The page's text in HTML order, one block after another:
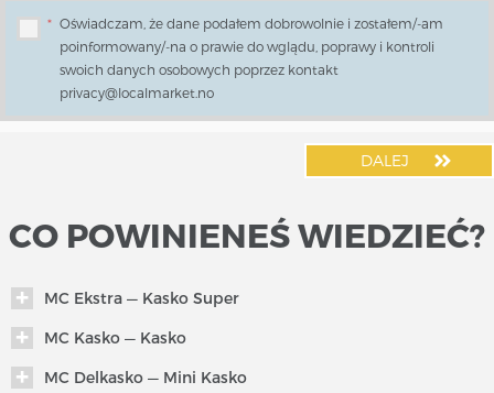
Oświadczam, że dane podałem dobrowolnie i zostałem/-am
poinformowany/-na o prawie do wglądu, poprawy i kontroli
swoich danych osobowych poprzez kontakt
privacy@localmarket.no
*
DALEJ
CO POWINIENEŚ WIEDZIEĆ?
MC Ekstra — Kasko Super
MC Kasko — Kasko
MC Delkasko — Mini Kasko